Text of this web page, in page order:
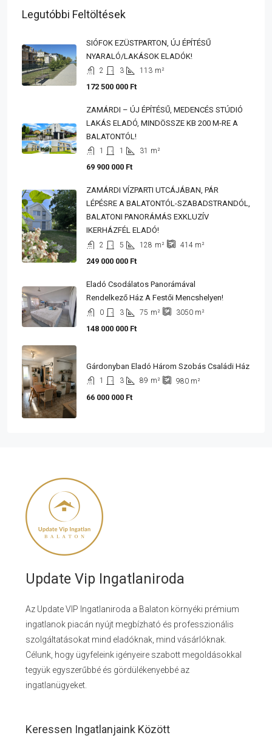
Legutóbbi Feltöltések
SIÓFOK EZÜSTPARTON, ÚJ ÉPÍTÉSŰ
NYARALÓ/LAKÁSOK ELADÓK!
2 3 113 m²
172 500 000 Ft
ZAMÁRDI – ÚJ ÉPÍTÉSŰ, MEDENCÉS STÚDIÓ
LAKÁS ELADÓ, MINDÖSSZE KB 200 M-RE A
BALATONTÓL!
1 1 31 m²
69 900 000 Ft
ZAMÁRDI VÍZPARTI UTCÁJÁBAN, PÁR
LÉPÉSRE A BALATONTÓL-SZABADSTRANDÓL,
BALATONI PANORÁMÁS EXKLUZÍV
IKERHÁZFÉL ELADÓ!
2 5 128 m² 414 m²
249 000 000 Ft
Eladó Csodálatos Panorámával
Rendelkező Ház A Festői Mencshelyen!
0 3 75 m² 3050 m²
148 000 000 Ft
Gárdonyban Eladó Három Szobás Családi Ház
1 3 89 m² 980 m²
66 000 000 Ft
Update Vip Ingatlaniroda
Az Update VIP Ingatlaniroda a Balaton környéki prémium
ingatlanok piacán nyújt megbízható és professzionális
szolgáltatásokat mind eladóknak, mind vásárlóknak.
Célunk, hogy ügyfeleink igényeire szabott megoldásokkal
tegyük egyszerűbbé és gördülékenyebbé az
ingatlanügyeket.
Keressen Ingatlanjaink Között